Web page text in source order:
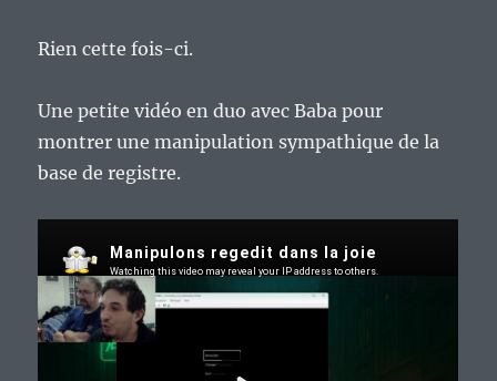
Rien cette fois-ci.
Une petite vidéo en duo avec Baba pour
montrer une manipulation sympathique de la
base de registre.